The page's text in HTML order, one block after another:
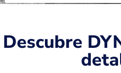
Descubre